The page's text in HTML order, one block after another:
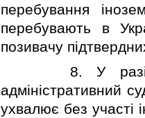
перебування
перебувають в
позивачу
8. У разi
адмiнiстративний
ухвалює без участi